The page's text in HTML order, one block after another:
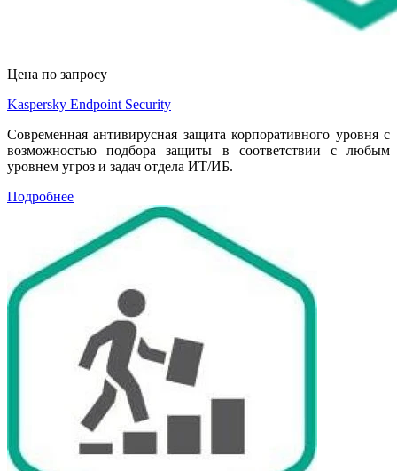
Цена по запросу
Kaspersky Endpoint Security
Современная антивирусная защита корпоративного уровня с
возможностью подбора защиты в соответствии с любым
уровнем угроз и задач отдела ИТ/ИБ.
Подробнее